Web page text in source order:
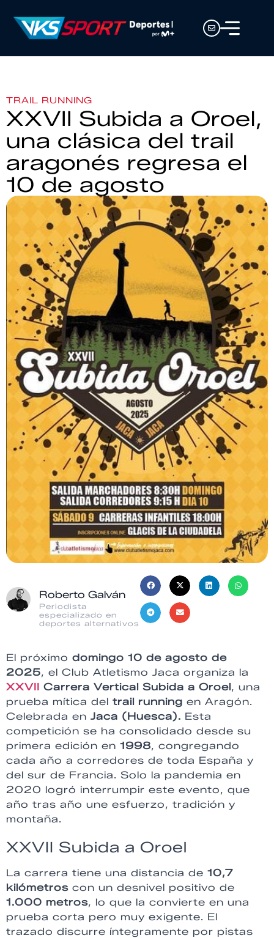
TRAIL RUNNING
XXVII Subida a Oroel,
una clásica del trail
aragonés regresa el
10 de agosto
Roberto Galván
Periodista
especializado en
deportes alternativos
El próximo domingo 10 de agosto de
2025, el Club Atletismo Jaca organiza la
XXVII Carrera Vertical Subida a Oroel, una
prueba mítica del trail running en Aragón.
Celebrada en Jaca (Huesca). Esta
competición se ha consolidado desde su
primera edición en 1998, congregando
cada año a corredores de toda España y
del sur de Francia. Solo la pandemia en
2020 logró interrumpir este evento, que
año tras año une esfuerzo, tradición y
montaña.
XXVII Subida a Oroel
La carrera tiene una distancia de 10,7
kilómetros con un desnivel positivo de
1.000 metros, lo que la convierte en una
prueba corta pero muy exigente. El
trazado discurre íntegramente por pistas